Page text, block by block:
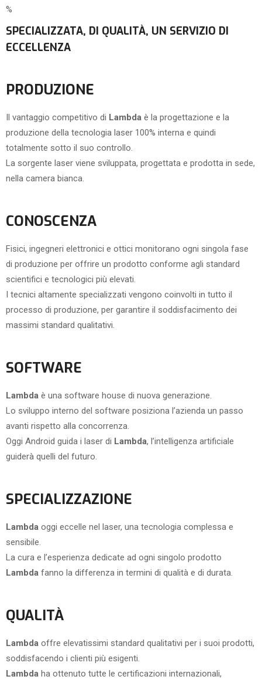
%
SPECIALIZZATA, DI QUALITÀ, UN SERVIZIO DI
ECCELLENZA
PRODUZIONE
Il vantaggio competitivo di Lambda è la progettazione e la
produzione della tecnologia laser 100% interna e quindi
totalmente sotto il suo controllo.
La sorgente laser viene sviluppata, progettata e prodotta in sede,
nella camera bianca.
CONOSCENZA
Fisici, ingegneri elettronici e ottici monitorano ogni singola fase
di produzione per offrire un prodotto conforme agli standard
scientifici e tecnologici più elevati.
I tecnici altamente specializzati vengono coinvolti in tutto il
processo di produzione, per garantire il soddisfacimento dei
massimi standard qualitativi.
SOFTWARE
Lambda è una software house di nuova generazione.
Lo sviluppo interno del software posiziona l’azienda un passo
avanti rispetto alla concorrenza.
Oggi Android guida i laser di Lambda, l’intelligenza artificiale
guiderà quelli del futuro.
SPECIALIZZAZIONE
Lambda oggi eccelle nel laser, una tecnologia complessa e
sensibile.
La cura e l’esperienza dedicate ad ogni singolo prodotto
Lambda fanno la differenza in termini di qualità e di durata.
QUALITÀ
Lambda offre elevatissimi standard qualitativi per i suoi prodotti,
soddisfacendo i clienti più esigenti.
Lambda ha ottenuto tutte le certificazioni internazionali,